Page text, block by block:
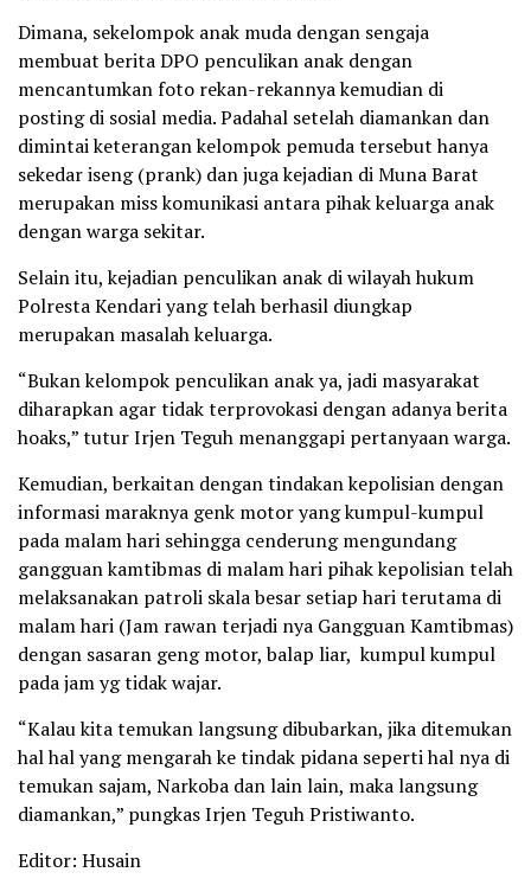
Dimana, sekelompok anak muda dengan sengaja
membuat berita DPO penculikan anak dengan
mencantumkan foto rekan-rekannya kemudian di
posting di sosial media. Padahal setelah diamankan dan
dimintai keterangan kelompok pemuda tersebut hanya
sekedar iseng (prank) dan juga kejadian di Muna Barat
merupakan miss komunikasi antara pihak keluarga anak
dengan warga sekitar.
Selain itu, kejadian penculikan anak di wilayah hukum
Polresta Kendari yang telah berhasil diungkap
merupakan masalah keluarga.
“Bukan kelompok penculikan anak ya, jadi masyarakat
diharapkan agar tidak terprovokasi dengan adanya berita
hoaks,” tutur Irjen Teguh menanggapi pertanyaan warga.
Kemudian, berkaitan dengan tindakan kepolisian dengan
informasi maraknya genk motor yang kumpul-kumpul
pada malam hari sehingga cenderung mengundang
gangguan kamtibmas di malam hari pihak kepolisian telah
melaksanakan patroli skala besar setiap hari terutama di
malam hari (Jam rawan terjadi nya Gangguan Kamtibmas)
dengan sasaran geng motor, balap liar, kumpul kumpul
pada jam yg tidak wajar.
“Kalau kita temukan langsung dibubarkan, jika ditemukan
hal hal yang mengarah ke tindak pidana seperti hal nya di
temukan sajam, Narkoba dan lain lain, maka langsung
diamankan,” pungkas Irjen Teguh Pristiwanto.
Editor: Husain